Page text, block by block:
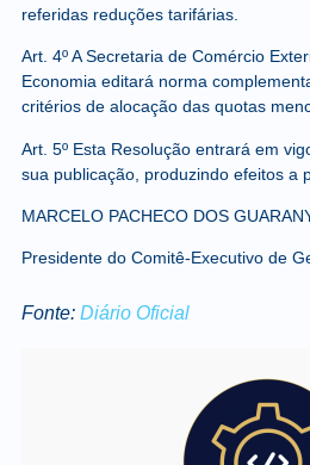
referidas reduções tarifárias.
Art. 4º A Secretaria de Comércio
Economia editará norma
critérios de alocação das quotas
Art. 5º Esta Resolução entrará em
sua publicação, produzindo efeitos a
MARCELO PACHECO DOS
Presidente do Comitê-Executivo de
Fonte: Diário Oficial